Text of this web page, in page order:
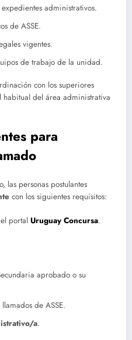
administrativos.
de ASSE.
vigentes.
de trabajo de la unidad.
con los superiores
del área administrativa
para
personas postulantes
con los siguientes requisitos:
portal Uruguay Concursa.
aprobado o su
de ASSE.
a.